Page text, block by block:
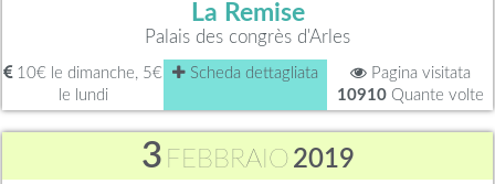
La Remise
Palais des congrès d'Arles
10€ le dimanche, 5€
le lundi
Scheda dettagliata
Pagina visitata
10910Quante volte
3 FEBBRAIO 2019